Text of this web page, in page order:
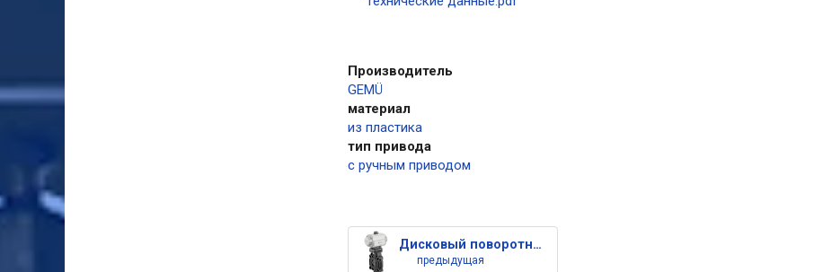
Производитель
GEMÜ
материал
из пластика
тип привода
с ручным приводом
Дисковый поворотный затвор из
предыдущая